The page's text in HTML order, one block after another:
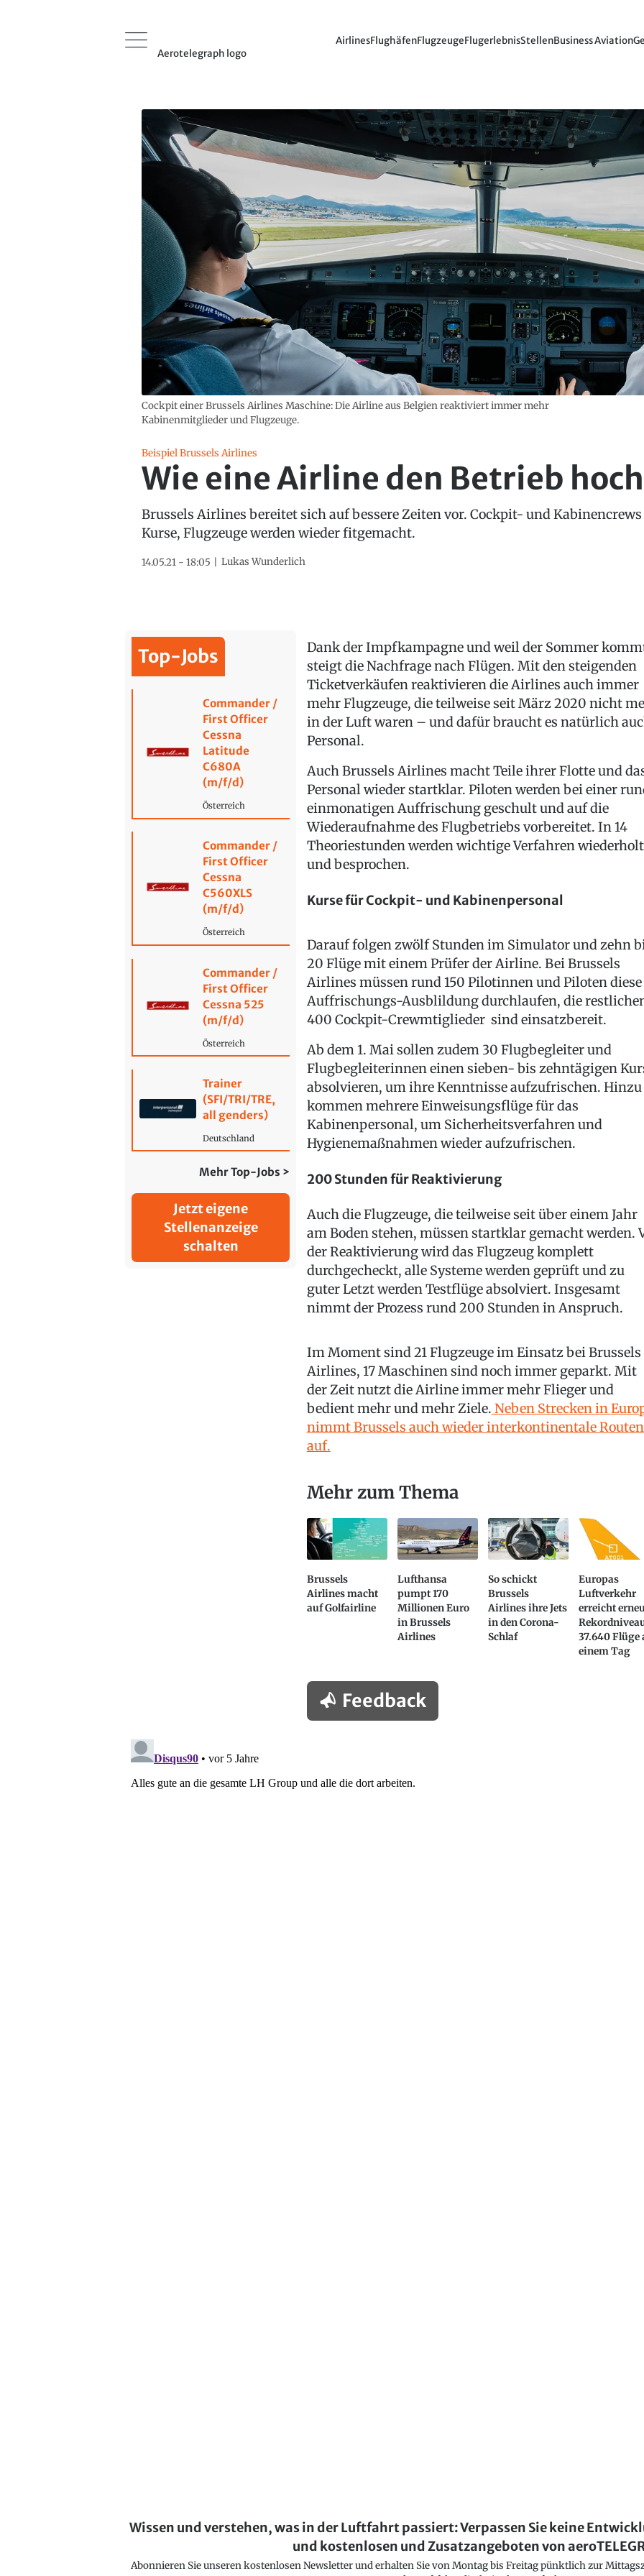
Aerotelegraph logo
AirlinesFlughäfenFlugzeugeFlugerlebnisStellenBusiness Aviation
Cockpit einer Brussels Airlines Maschine: Die Airline aus Belgien reaktiviert immer mehr
Kabinenmitglieder und Flugzeuge.
Beispiel Brussels Airlines
Wie eine Airline den Betrieb
Brussels Airlines bereitet sich auf bessere Zeiten vor. Cockpit- und
Kurse, Flugzeuge werden wieder fitgemacht.
14.05.21 - 18:05 Lukas Wunderlich
Top-Jobs
Commander /
First Officer
Cessna
Latitude
C680A
(m/f/d)
Österreich
Commander /
First Officer
Cessna
C560XLS
(m/f/d)
Österreich
Commander /
First Officer
Cessna 525
(m/f/d)
Österreich
Trainer
(SFI/TRI/TRE,
all genders)
Deutschland
Mehr Top-Jobs >
Jetzt eigene
Stellenanzeige
schalten
Dank der Impfkampagne und weil der Sommer
steigt die Nachfrage nach Flügen. Mit den steigenden
Ticketverkäufen reaktivieren die Airlines auch immer
mehr Flugzeuge, die teilweise seit März 2020 nicht
in der Luft waren – und dafür braucht es natürlich
Personal.
Auch Brussels Airlines macht Teile ihrer Flotte und
Personal wieder startklar. Piloten werden bei einer
einmonatigen Auffrischung geschult und auf die
Wiederaufnahme des Flugbetriebs vorbereitet. In 14
Theoriestunden werden wichtige Verfahren wiederholt
und besprochen.
Kurse für Cockpit- und Kabinenpersonal
Darauf folgen zwölf Stunden im Simulator und zehn
20 Flüge mit einem Prüfer der Airline. Bei Brussels
Airlines müssen rund 150 Pilotinnen und Piloten diese
Auffrischungs-Ausblildung durchlaufen, die
400 Cockpit-Crewmtiglieder sind einsatzbereit.
Ab dem 1. Mai sollen zudem 30 Flugbegleiter und
Flugbegleiterinnen einen sieben- bis zehntägigen
absolvieren, um ihre Kenntnisse aufzufrischen. Hinzu
kommen mehrere Einweisungsflüge für das
Kabinenpersonal, um Sicherheitsverfahren und
Hygienemaßnahmen wieder aufzufrischen.
200 Stunden für Reaktivierung
Auch die Flugzeuge, die teilweise seit über einem Jahr
am Boden stehen, müssen startklar gemacht werden.
der Reaktivierung wird das Flugzeug komplett
durchgecheckt, alle Systeme werden geprüft und zu
guter Letzt werden Testflüge absolviert. Insgesamt
nimmt der Prozess rund 200 Stunden in Anspruch.
Im Moment sind 21 Flugzeuge im Einsatz bei Brussels
Airlines, 17 Maschinen sind noch immer geparkt. Mit
der Zeit nutzt die Airline immer mehr Flieger und
bedient mehr und mehr Ziele. Neben Strecken in
nimmt Brussels auch wieder interkontinentale Routen
auf.
Mehr zum Thema
Brussels
Airlines macht
auf Golfairline
Lufthansa
pumpt 170
Millionen Euro
in Brussels
Airlines
So schickt
Brussels
Airlines ihre Jets
in den Corona-
Schlaf
Europas
Luftverkehr
erreicht
37.640 Flüge
einem Tag
Feedback
Wissen und verstehen, was in der Luftfahrt passiert: Verpassen Sie keine
und kostenlosen und Zusatzangeboten von
Abonnieren Sie unseren kostenlosen Newsletter und erhalten Sie von Montag bis Freitag pünktlich zur